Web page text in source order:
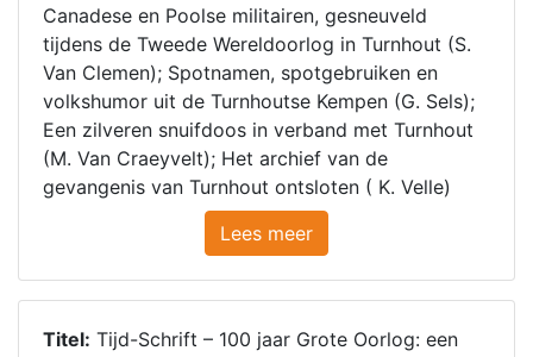
Canadese en Poolse militairen, gesneuveld
tijdens de Tweede Wereldoorlog in Turnhout (S.
Van Clemen); Spotnamen, spotgebruiken en
volkshumor uit de Turnhoutse Kempen (G. Sels);
Een zilveren snuifdoos in verband met Turnhout
(M. Van Craeyvelt); Het archief van de
gevangenis van Turnhout ontsloten ( K. Velle)
Lees meer
Titel: Tijd-Schrift – 100 jaar Grote Oorlog: een